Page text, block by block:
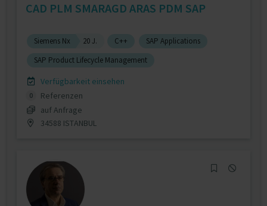
CAD PLM SMARAGD ARAS PDM SAP
Siemens Nx 20 J. C++
SAP Applications
SAP Product Lifecycle Management
Verfügbarkeit einsehen
0
Referenzen
auf Anfrage
34588 ISTANBUL